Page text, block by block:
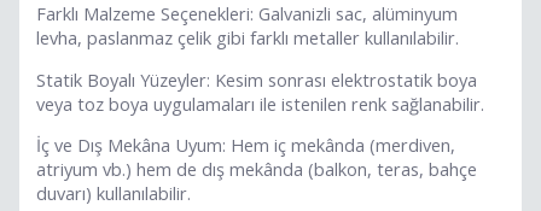
Farklı Malzeme Seçenekleri: Galvanizli sac, alüminyum
levha, paslanmaz çelik gibi farklı metaller kullanılabilir.
Statik Boyalı Yüzeyler: Kesim sonrası elektrostatik boya
veya toz boya uygulamaları ile istenilen renk sağlanabilir.
İç ve Dış Mekâna Uyum: Hem iç mekânda (merdiven,
atriyum vb.) hem de dış mekânda (balkon, teras, bahçe
duvarı) kullanılabilir.